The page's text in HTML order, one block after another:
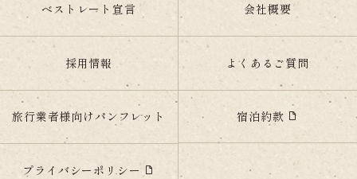
ベストレート宣言 会社概要
採用情報 よくあるご質問
旅行業者様向けパンフレット 宿泊約款
プライバシーポリシー